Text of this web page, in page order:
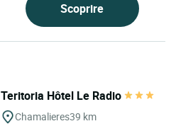
Scoprire
Teritoria Hôtel Le Radio
Chamalieres39 km